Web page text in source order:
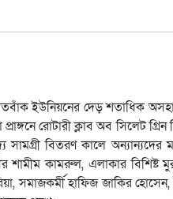
ইউনিয়নের দেড় শতাধিক
রোটারী ক্লাব অব সিলেট গ্রিন
সামগ্রী বিতরণ কালে অন্যান্যদের
শামীম কামরুল, এলাকার বিশিষ্ট
সমাজকর্মী হাফিজ জাকির